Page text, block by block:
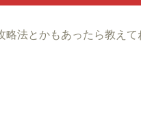
法とかもあったら教えて